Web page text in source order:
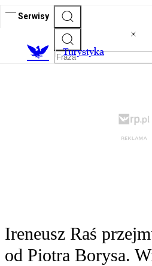
Serwisy
Turystyka
Ireneusz Raś
od Piotra Borysa.